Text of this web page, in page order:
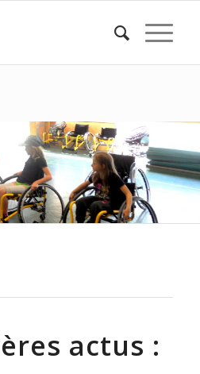
de la
actus :